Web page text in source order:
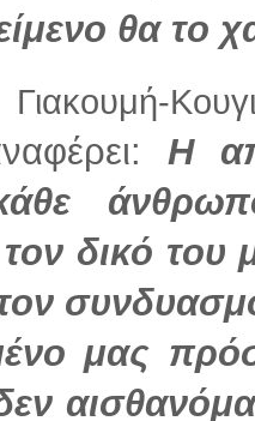
θα το
Η
δικό του
τον
μας